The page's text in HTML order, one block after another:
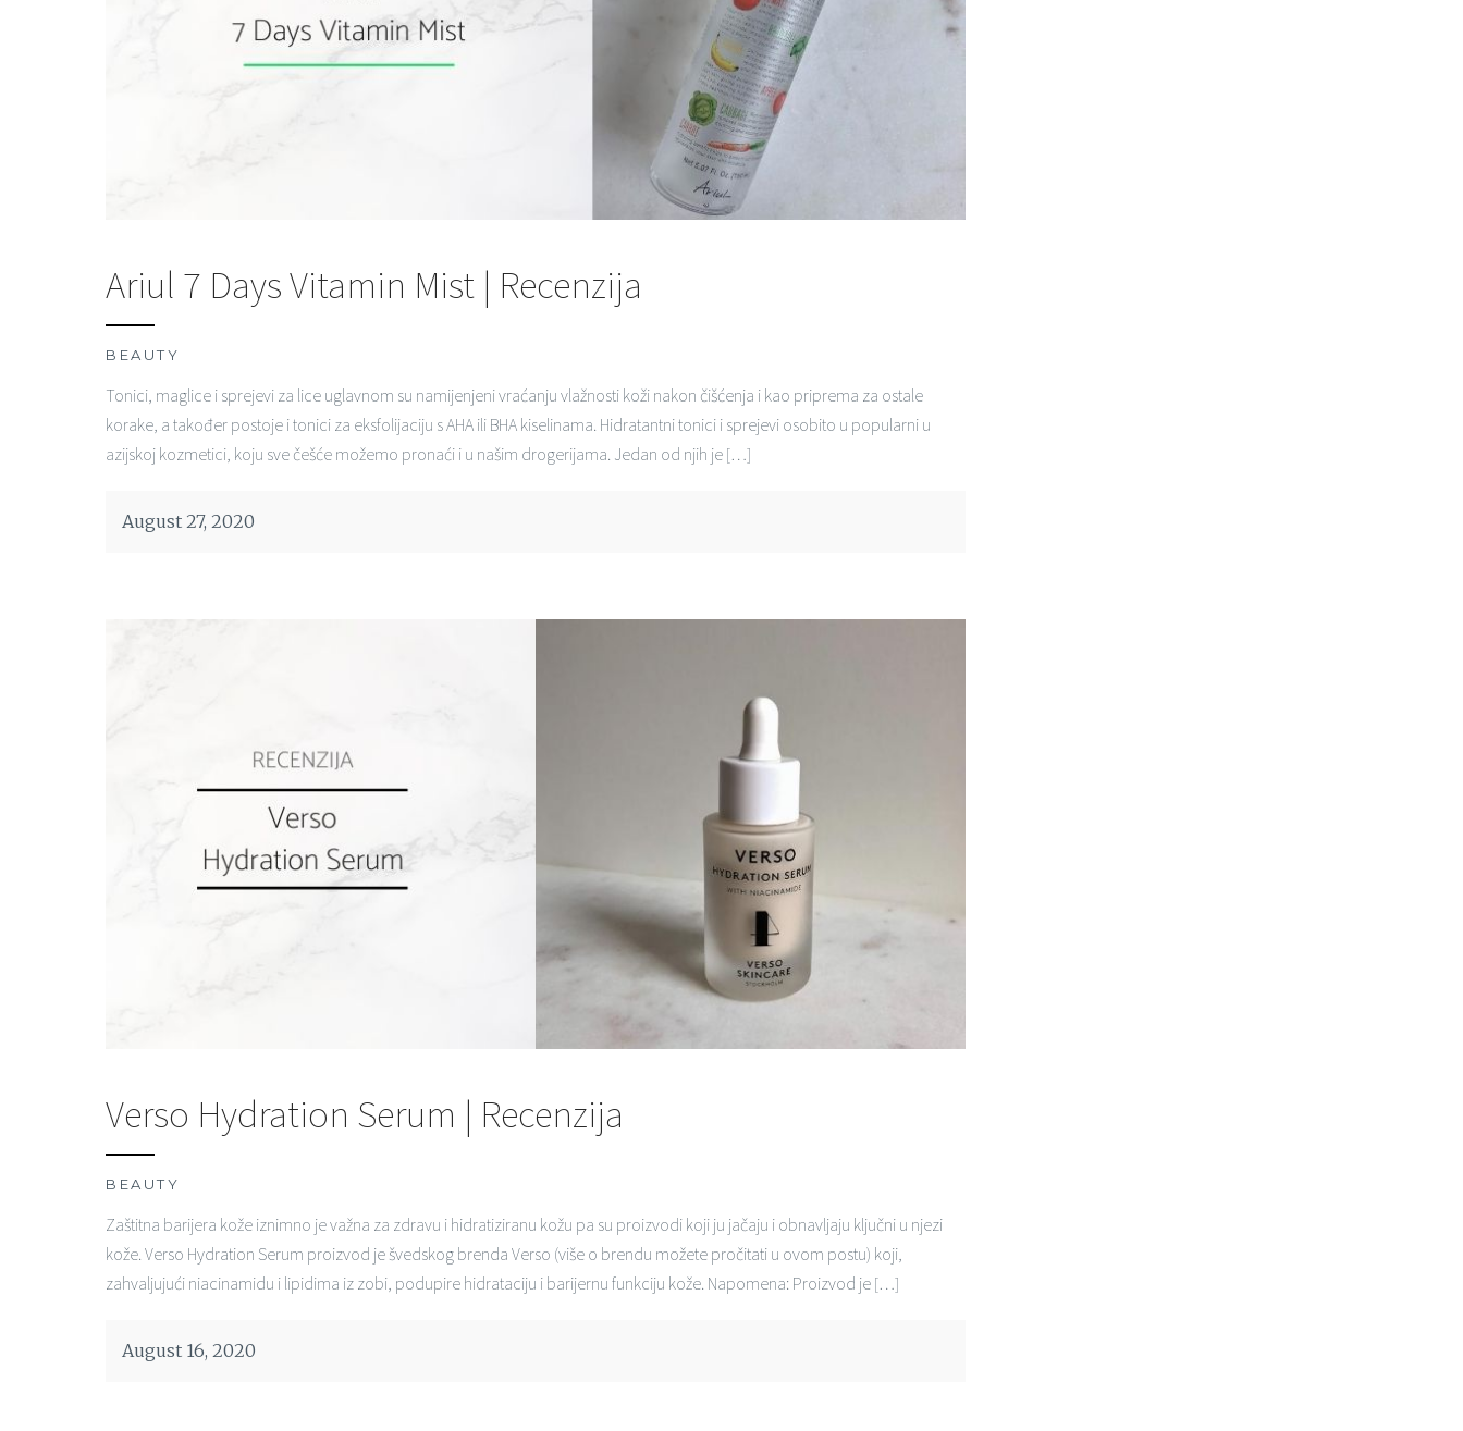
Ariul 7 Days Vitamin Mist | Recenzija
BEAUTY
Tonici, maglice i sprejevi za lice uglavnom su namijenjeni vraćanju vlažnosti koži nakon čišćenja i kao priprema za ostale
korake, a također postoje i tonici za eksfolijaciju s AHA ili BHA kiselinama. Hidratantni tonici i sprejevi osobito u popularni u
azijskoj kozmetici, koju sve češće možemo pronaći i u našim drogerijama. Jedan od njih je […]
August 27, 2020
Verso Hydration Serum | Recenzija
BEAUTY
Zaštitna barijera kože iznimno je važna za zdravu i hidratiziranu kožu pa su proizvodi koji ju jačaju i obnavljaju ključni u njezi
kože. Verso Hydration Serum proizvod je švedskog brenda Verso (više o brendu možete pročitati u ovom postu) koji,
zahvaljujući niacinamidu i lipidima iz zobi, podupire hidrataciju i barijernu funkciju kože. Napomena: Proizvod je […]
August 16, 2020